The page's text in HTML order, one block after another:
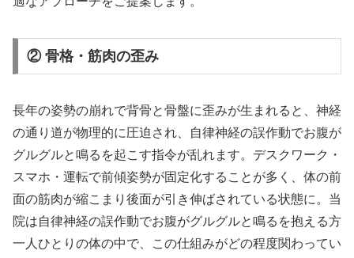
② 骨格・筋肉の歪み
長年の姿勢の崩れで背骨と骨盤に歪みが生まれると、神経
の通り道が物理的に圧迫され、自律神経の誤作動でお腹が
グルグルと鳴るを起こす指令が乱れます。デスクワーク・
スマホ・運転で前傾姿勢が固定化することが多く、体の前
面の筋肉が縮こまり後面が引き伸ばされている状態に。当
院は自律神経の誤作動でお腹がグルグルと鳴るを抱える方
一人ひとりの体の中で、この仕組みがどの程度関わってい